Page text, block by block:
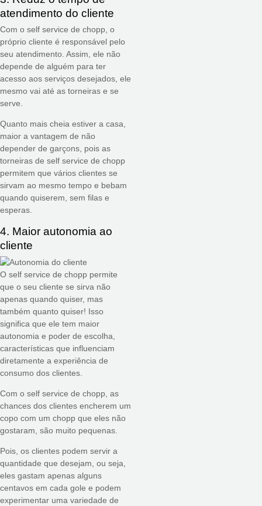
atendimento do cliente
Com o self service de chopp, o
próprio cliente é responsável pelo
seu atendimento. Assim, ele não
depende de alguém para ter
acesso aos serviços desejados, ele
mesmo vai até as torneiras e se
serve.
Quanto mais cheia estiver a casa,
maior a vantagem de não
depender de garçons, pois as
torneiras de self service de chopp
permitem que vários clientes se
sirvam ao mesmo tempo e bebam
quando quiserem, sem filas e
esperas.
4. Maior autonomia ao
cliente
O self service de chopp permite
que o seu cliente se sirva não
apenas quando quiser, mas
também quanto quiser! Isso
significa que ele tem maior
autonomia e poder de escolha,
características que influenciam
diretamente a experiência de
consumo dos clientes.
Com o self service de chopp, as
chances dos clientes encherem um
copo com um chopp que eles não
gostaram, são muito pequenas.
Pois, os clientes podem servir a
quantidade que desejam, ou seja,
eles gastam apenas alguns
centavos em cada gole e podem
experimentar uma variedade de